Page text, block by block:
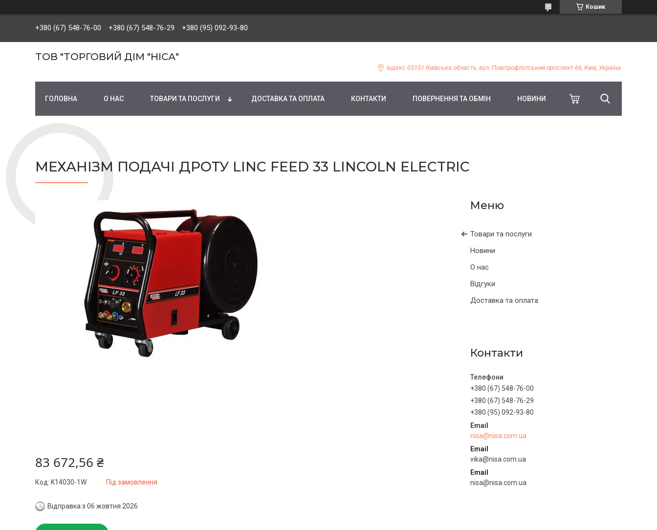
Кошик
+380 (67) 548-76-00 +380 (67) 548-76-29 +380 (95) 092-93-80
ТОВ "ТОРГОВИЙ ДІМ "НІСА"
Індекс 03151 Київська область, вул. Повітрофлотський проспект 66, Київ, Україна
ГОЛОВНА О НАС ТОВАРИ ТА ПОСЛУГИ ДОСТАВКА ТА ОПЛАТА КОНТАКТИ ПОВЕРНЕННЯ ТА ОБМІН НОВИНИ
МЕХАНІЗМ ПОДАЧІ ДРОТУ LINC FEED 33 LINCOLN ELECTRIC
Товари та послуги
Новини
О нас
Відгуки
Доставка та оплата
Контакти
+380 (67) 548-76-00
+380 (67) 548-76-29
+380 (95) 092-93-80
nisa@nisa.com.ua
Email
vika@nisa.com.ua
Email
nisa@nisa.com.ua
83 672,56 ₴
Під замовлення
Код: K14030-1W
Відправка з 06 жовтня 2026